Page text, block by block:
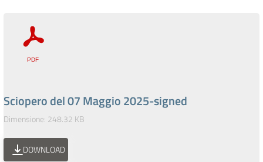
Sciopero del 07 Maggio 2025-signed
Dimensione: 248.32 KB
DOWNLOAD